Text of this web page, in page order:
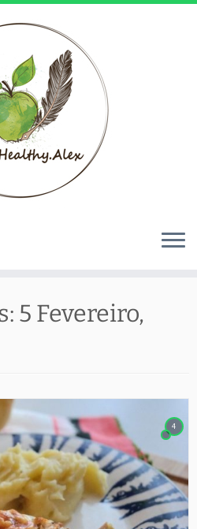
5 Fevereiro,
4